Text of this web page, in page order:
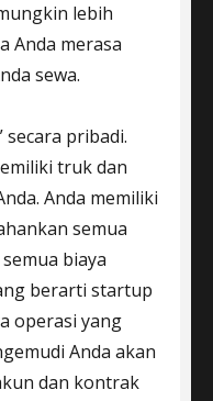
lebih
Anda merasa
sewa.
secara pribadi.
truk dan
Anda memiliki
semua
biaya
berarti startup
operasi yang
Anda akan
dan kontrak